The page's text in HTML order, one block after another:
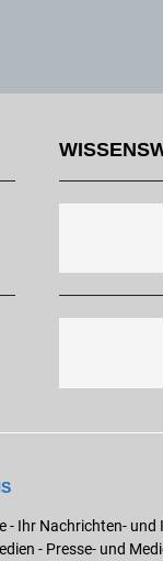
- Ihr Nachrichten- und
- Presse- und